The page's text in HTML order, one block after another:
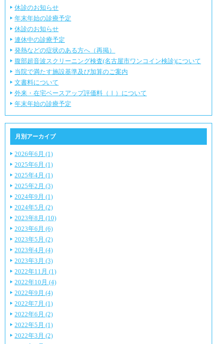
休診のお知らせ
年末年始の診療予定
休診のお知らせ
連休中の診療予定
発熱などの症状のある方へ（再掲）
腹部超音波スクリーニング検査(名古屋市ワンコイン検診)について
当院で満たす施設基準及び加算のご案内
文書料について
外来・在宅ベースアップ評価料（Ⅰ）について
年末年始の診療予定
月別アーカイブ
2026年6月 (1)
2025年6月 (1)
2025年4月 (1)
2025年2月 (3)
2024年9月 (1)
2024年5月 (2)
2023年8月 (10)
2023年6月 (6)
2023年5月 (2)
2023年4月 (4)
2023年3月 (3)
2022年11月 (1)
2022年10月 (4)
2022年9月 (4)
2022年7月 (1)
2022年6月 (2)
2022年5月 (1)
2022年3月 (2)